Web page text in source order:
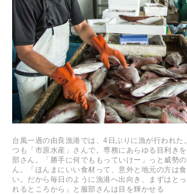
台風一過の由良漁港では、4日ぶりに漁が行われた
つも「市原水産」さんで。専務にあらゆる目利き
部さん。「勝手に何でももっていけー」っと威勢
ん。「ほんまにいい食材って、意外と地元の方は
い。だから毎日のように漁港へ出向き、まずはと
れるところから」と服部さんは目を輝かせる